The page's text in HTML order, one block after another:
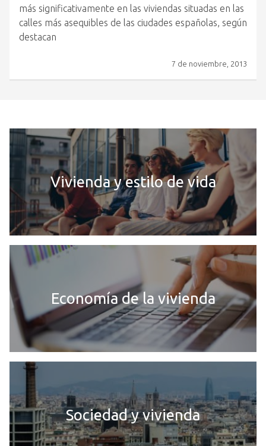
más significativamente en las viviendas situadas en las
calles más asequibles de las ciudades españolas, según
destacan
7 de noviembre, 2013
Vivienda y estilo de vida
Economía de la vivienda
Sociedad y vivienda